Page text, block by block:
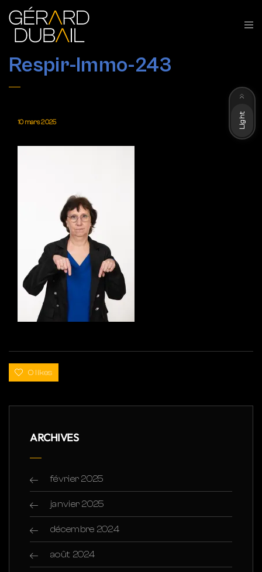
Respir-Immo-243
10 mars 2025
0 likes
ARCHIVES
février 2025
janvier 2025
décembre 2024
août 2024
Light
Dark